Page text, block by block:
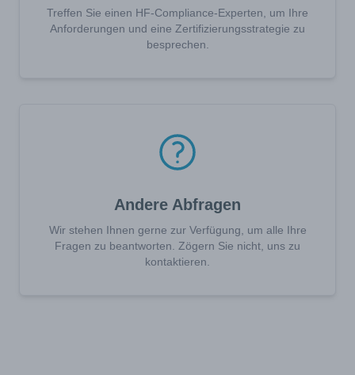
Treffen Sie einen HF-Compliance-Experten, um Ihre
Anforderungen und eine Zertifizierungsstrategie zu
besprechen.
Andere Abfragen
Wir stehen Ihnen gerne zur Verfügung, um alle Ihre
Fragen zu beantworten. Zögern Sie nicht, uns zu
kontaktieren.